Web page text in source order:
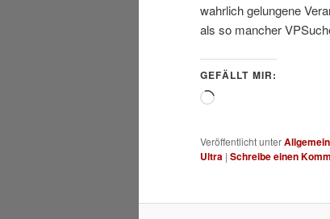
wahrlich gelungene
als so mancher
GEFÄLLT MIR:
Wird
Veröffentlicht unterAllgemein
Ultra | Schreibe einen